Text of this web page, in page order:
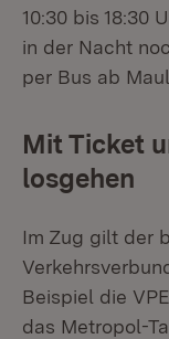
10:30 bis 18:30
in der Nacht
per Bus ab
Mit Ticket
losgehen
Im Zug gilt der
Beispiel die
das Metropol-